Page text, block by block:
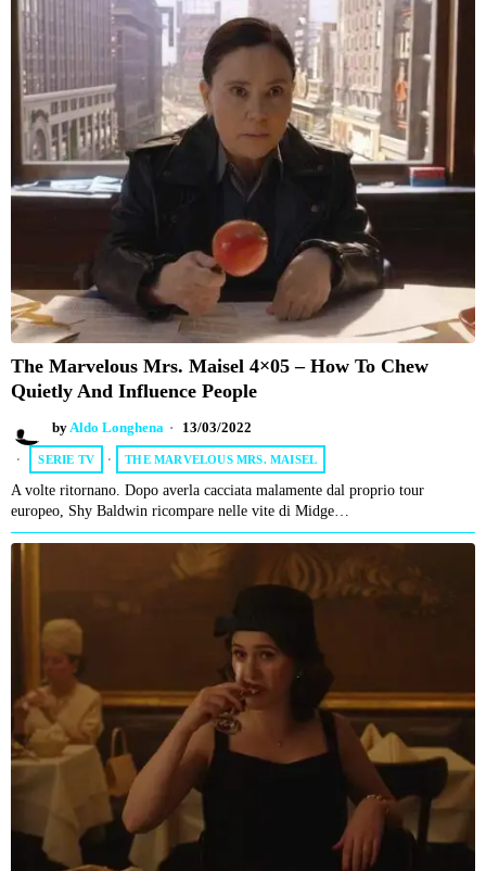
The Marvelous Mrs. Maisel 4×05 – How To Chew
Quietly And Influence People
by Aldo Longhena 13/03/2022
SERIE TV · THE MARVELOUS MRS. MAISEL
A volte ritornano. Dopo averla cacciata malamente dal proprio tour
europeo, Shy Baldwin ricompare nelle vite di Midge…